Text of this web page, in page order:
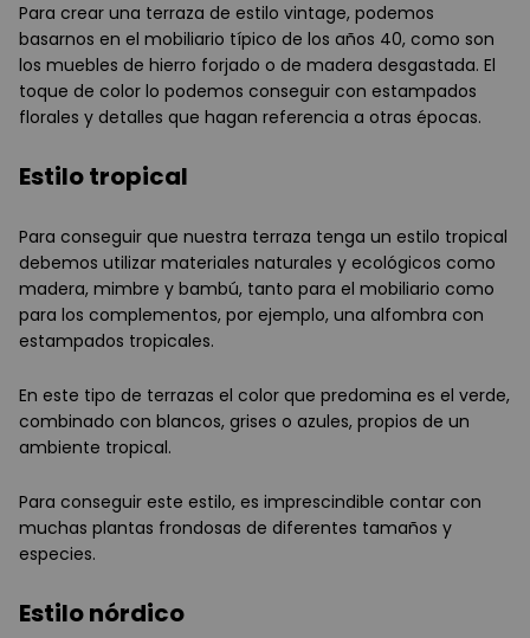
Para crear una terraza de estilo vintage, podemos
basarnos en el mobiliario típico de los años 40, como son
los muebles de hierro forjado o de madera desgastada. El
toque de color lo podemos conseguir con estampados
florales y detalles que hagan referencia a otras épocas.
Estilo tropical
Para conseguir que nuestra terraza tenga un estilo tropical
debemos utilizar materiales naturales y ecológicos como
madera, mimbre y bambú, tanto para el mobiliario como
para los complementos, por ejemplo, una alfombra con
estampados tropicales.
En este tipo de terrazas el color que predomina es el verde,
combinado con blancos, grises o azules, propios de un
ambiente tropical.
Para conseguir este estilo, es imprescindible contar con
muchas plantas frondosas de diferentes tamaños y
especies.
Estilo nórdico